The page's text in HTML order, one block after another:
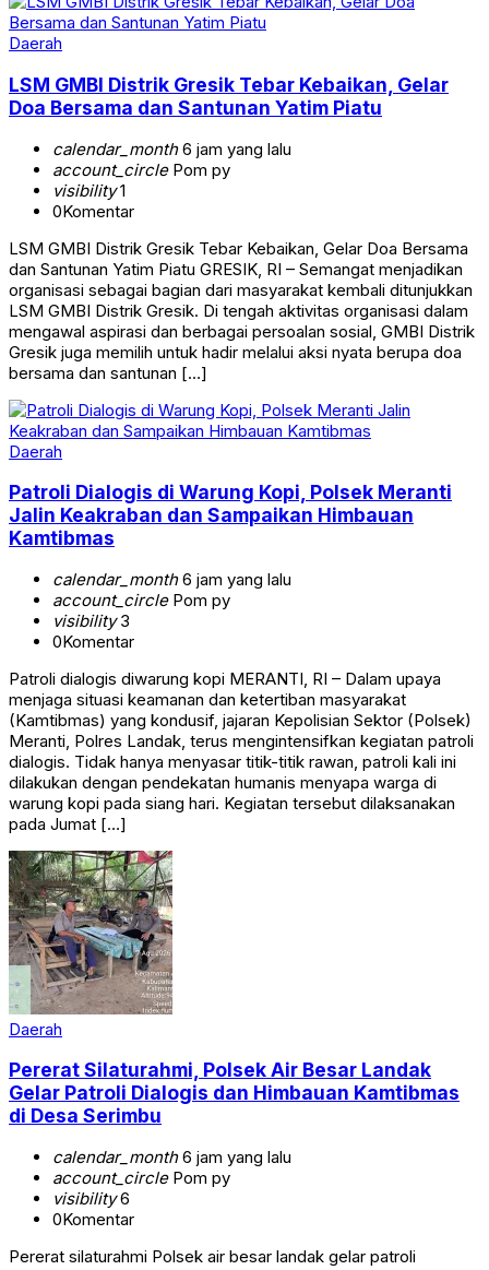
Daerah
LSM GMBI Distrik Gresik Tebar Kebaikan, Gelar
Doa Bersama dan Santunan Yatim Piatu
calendar_month6 jam yang lalu
account_circlePom py
visibility1
0Komentar
LSM GMBI Distrik Gresik Tebar Kebaikan, Gelar Doa Bersama
dan Santunan Yatim Piatu GRESIK, RI – Semangat menjadikan
organisasi sebagai bagian dari masyarakat kembali ditunjukkan
LSM GMBI Distrik Gresik. Di tengah aktivitas organisasi dalam
mengawal aspirasi dan berbagai persoalan sosial, GMBI Distrik
Gresik juga memilih untuk hadir melalui aksi nyata berupa doa
bersama dan santunan […]
Daerah
Patroli Dialogis di Warung Kopi, Polsek Meranti
Jalin Keakraban dan Sampaikan Himbauan
Kamtibmas
calendar_month6 jam yang lalu
account_circlePom py
visibility3
0Komentar
Patroli dialogis diwarung kopi MERANTI, RI – Dalam upaya
menjaga situasi keamanan dan ketertiban masyarakat
(Kamtibmas) yang kondusif, jajaran Kepolisian Sektor (Polsek)
Meranti, Polres Landak, terus mengintensifkan kegiatan patroli
dialogis. Tidak hanya menyasar titik-titik rawan, patroli kali ini
dilakukan dengan pendekatan humanis menyapa warga di
warung kopi pada siang hari. Kegiatan tersebut dilaksanakan
pada Jumat […]
Daerah
Pererat Silaturahmi, Polsek Air Besar Landak
Gelar Patroli Dialogis dan Himbauan Kamtibmas
di Desa Serimbu
calendar_month6 jam yang lalu
account_circlePom py
visibility6
0Komentar
Pererat silaturahmi Polsek air besar landak gelar patroli